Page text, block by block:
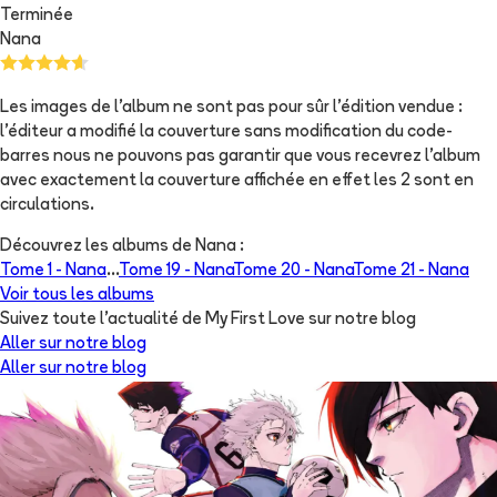
Terminée
Nana
Les images de l'album ne sont pas pour sûr l'édition vendue :
l'éditeur a modifié la couverture sans modification du code-
barres nous ne pouvons pas garantir que vous recevrez l'album
avec exactement la couverture affichée en effet les 2 sont en
circulations.
Découvrez les albums de Nana :
Tome 1 - Nana...Tome 19 - NanaTome 20 - NanaTome 21 - Nana
Voir tous les albums
Suivez toute l'actualité de My First Love sur notre blog
Aller sur notre blog
Aller sur notre blog